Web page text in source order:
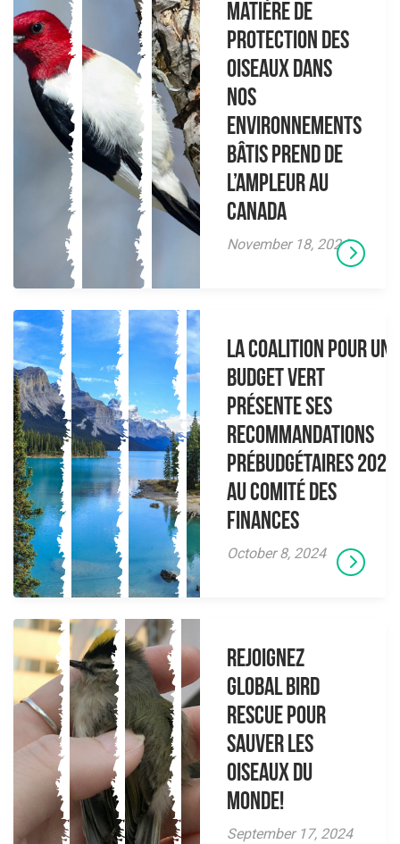
matière de
protection des
oiseaux dans
nos
environnements
bâtis prend de
l’ampleur au
Canada
November 18, 2024
La Coalition pour un
budget vert
présente ses
recommandations
prébudgétaires 2025
au Comité des
finances
October 8, 2024
Rejoignez
Global Bird
Rescue pour
sauver les
oiseaux du
monde!
September 17, 2024